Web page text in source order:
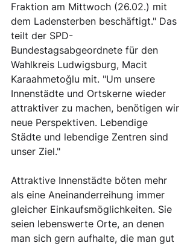
Fraktion am Mittwoch (26.02.) mit
dem Ladensterben beschäftigt." Das
teilt der SPD-
Bundestagsabgeordnete für den
Wahlkreis Ludwigsburg, Macit
Karaahmetoǧlu mit. "Um unsere
Innenstädte und Ortskerne wieder
attraktiver zu machen, benötigen wir
neue Perspektiven. Lebendige
Städte und lebendige Zentren sind
unser Ziel."
Attraktive Innenstädte böten mehr
als eine Aneinanderreihung immer
gleicher Einkaufsmöglichkeiten. Sie
seien lebenswerte Orte, an denen
man sich gern aufhalte, die man gut